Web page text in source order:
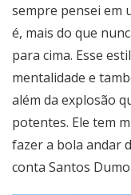
sempre pensei em
é, mais do que
para cima. Esse
mentalidade e
além da explosão
potentes. Ele tem
fazer a bola andar
conta Santos